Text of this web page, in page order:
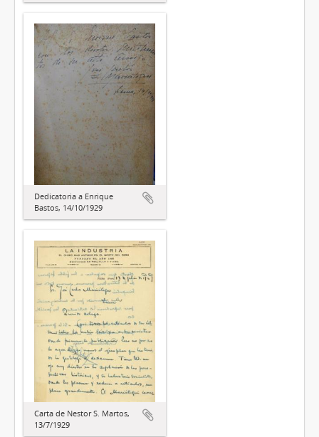
Dedicatoria a Enrique
Bastos, 14/10/1929
Carta de Nestor S. Martos,
13/7/1929